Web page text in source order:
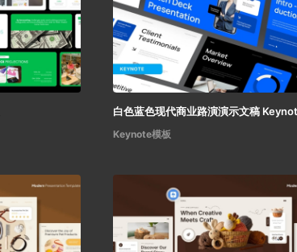
Keynote模板